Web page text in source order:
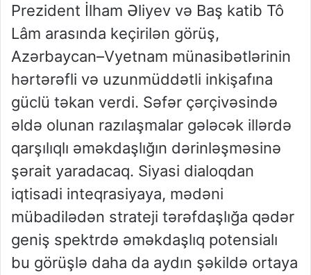
Prezident İlham Əliyev və Baş katib Tô
Lâm arasında keçirilən görüş,
Azərbaycan–Vyetnam münasibətlərinin
hərtərəfli və uzunmüddətli inkişafına
güclü təkan verdi. Səfər çərçivəsində
əldə olunan razılaşmalar gələcək illərdə
qarşılıqlı əməkdaşlığın dərinləşməsinə
şərait yaradacaq. Siyasi dialoqdan
iqtisadi inteqrasiyaya, mədəni
mübadilədən strateji tərəfdaşlığa qədər
geniş spektrdə əməkdaşlıq potensialı
bu görüşlə daha da aydın şəkildə ortaya